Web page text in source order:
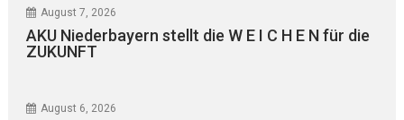
August 7, 2026
AKU Niederbayern stellt die W E I C H E N für die
ZUKUNFT
August 6, 2026